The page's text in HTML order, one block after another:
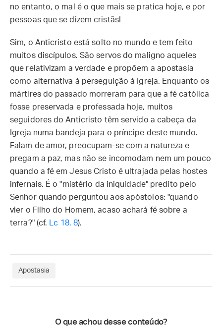
no entanto, o mal é o que mais se pratica hoje, e por
pessoas que se dizem cristãs!
Sim, o Anticristo está solto no mundo e tem feito
muitos discípulos. São servos do maligno aqueles
que relativizam a verdade e propõem a apostasia
como alternativa à perseguição à Igreja. Enquanto os
mártires do passado morreram para que a fé católica
fosse preservada e professada hoje, muitos
seguidores do Anticristo têm servido a cabeça da
Igreja numa bandeja para o príncipe deste mundo.
Falam de amor, preocupam-se com a natureza e
pregam a paz, mas não se incomodam nem um pouco
quando a fé em Jesus Cristo é ultrajada pelas hostes
infernais. É o "mistério da iniquidade" predito pelo
Senhor quando perguntou aos apóstolos: "quando
vier o Filho do Homem, acaso achará fé sobre a
terra?" (cf.
Lc 18, 8).
Apostasia
O que achou desse conteúdo?